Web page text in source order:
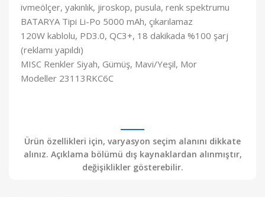
ivmeölçer, yakınlık, jiroskop, pusula, renk spektrumu
BATARYA Tipi Li-Po 5000 mAh, çıkarılamaz
120W kablolu, PD3.0, QC3+, 18 dakikada %100 şarj
(reklamı yapıldı)
MISC Renkler Siyah, Gümüş, Mavi/Yeşil, Mor
Modeller 23113RKC6C
Ürün özellikleri için, varyasyon seçim alanını dikkate
alınız. Açıklama bölümü dış kaynaklardan alınmıştır,
değişiklikler gösterebilir.